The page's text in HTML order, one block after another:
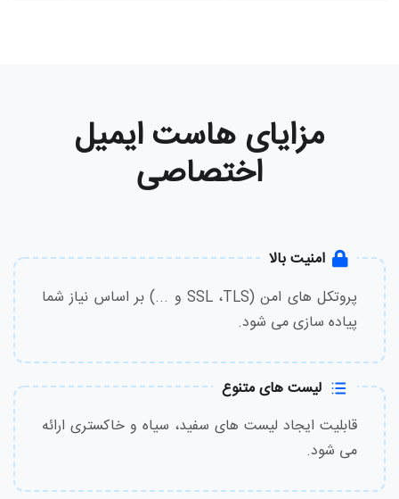
مزایای هاست ایمیل
اختصاصی
امنیت بالا
پروتکل های امن (SSL ،TLS و ...) بر اساس نیاز شما
پیاده سازی می شود.
لیست های متنوع
قابلیت ایجاد لیست های سفید، سیاه و خاکستری ارائه
می شود.